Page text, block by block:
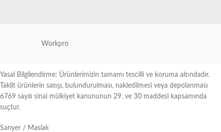
Workpro
Yasal Bilgilendirme: Ürünlerimizin tamamı tescilli ve koruma altındadır.
Taklit ürünlerin satışı, bulundurulması, nakledilmesi veya depolanması
6769 sayılı sinai mülkiyet kanununun 29. ve 30 maddesi kapsamında
suçtur.
Sarıyer / Maslak